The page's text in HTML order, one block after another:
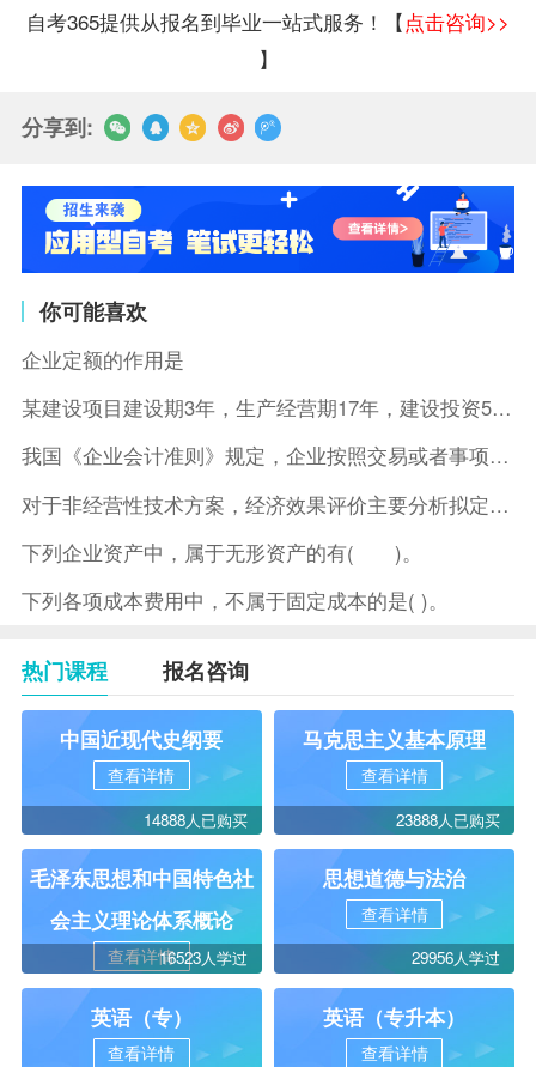
自考365提供从报名到毕业一站式服务！【点击咨询>>
】
分享到:
你可能喜欢
企业定额的作用是
某建设项目建设期3年，生产经营期17年，建设投资5500万元
我国《企业会计准则》规定，企业按照交易或者事项的经济特征确定
对于非经营性技术方案，经济效果评价主要分析拟定方案的( )。
下列企业资产中，属于无形资产的有( )。
下列各项成本费用中，不属于固定成本的是( )。
热门课程 报名咨询
中国近现代史纲要
查看详情
14888人已购买
马克思主义基本原理
查看详情
23888人已购买
毛泽东思想和中国特色社
会主义理论体系概论
查看详情16523人学过
思想道德与法治
查看详情
29956人学过
英语（专）
查看详情
英语（专升本）
查看详情